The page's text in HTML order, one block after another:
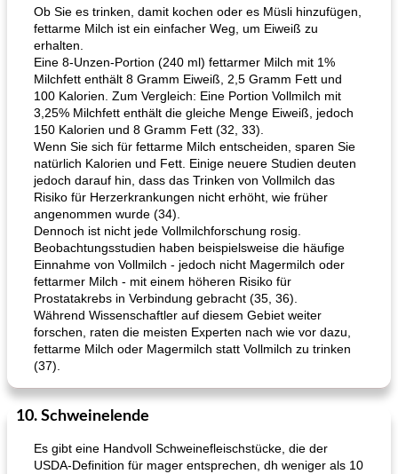
Ob Sie es trinken, damit kochen oder es Müsli hinzufügen,
fettarme Milch ist ein einfacher Weg, um Eiweiß zu
erhalten.
Eine 8-Unzen-Portion (240 ml) fettarmer Milch mit 1%
Milchfett enthält 8 Gramm Eiweiß, 2,5 Gramm Fett und
100 Kalorien. Zum Vergleich: Eine Portion Vollmilch mit
3,25% Milchfett enthält die gleiche Menge Eiweiß, jedoch
150 Kalorien und 8 Gramm Fett (32, 33).
Wenn Sie sich für fettarme Milch entscheiden, sparen Sie
natürlich Kalorien und Fett. Einige neuere Studien deuten
jedoch darauf hin, dass das Trinken von Vollmilch das
Risiko für Herzerkrankungen nicht erhöht, wie früher
angenommen wurde (34).
Dennoch ist nicht jede Vollmilchforschung rosig.
Beobachtungsstudien haben beispielsweise die häufige
Einnahme von Vollmilch - jedoch nicht Magermilch oder
fettarmer Milch - mit einem höheren Risiko für
Prostatakrebs in Verbindung gebracht (35, 36).
Während Wissenschaftler auf diesem Gebiet weiter
forschen, raten die meisten Experten nach wie vor dazu,
fettarme Milch oder Magermilch statt Vollmilch zu trinken
(37).
10. Schweinelende
Es gibt eine Handvoll Schweinefleischstücke, die der
USDA-Definition für mager entsprechen, dh weniger als 10